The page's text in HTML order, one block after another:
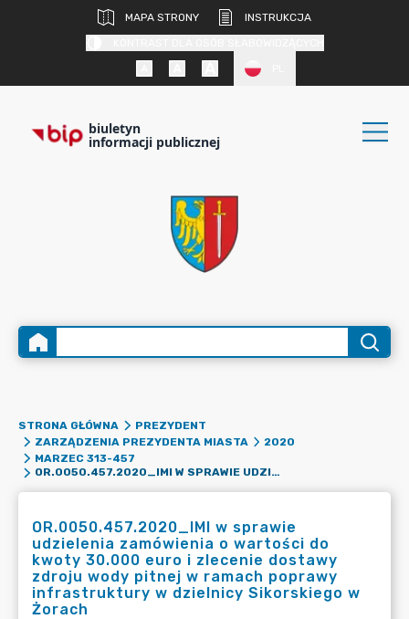
MAPA STRONY
INSTRUKCJA
biuletyn
informacji publicznej
STRONA GŁÓWNA
PREZYDENT
ZARZĄDZENIA PREZYDENTA MIASTA
2020
MARZEC 313-457
OR.0050.457.2020_IMI W SPRAWIE UDZIELENIA ZAMÓWIENIA O WARTOŚCI DO KWOTY 30.000 EURO I ZLECENIE DOSTAWY ZDROJU WODY PITNEJ W RAMACH POPRAWY INFRASTRUKTURY W DZIELNICY SIKORSKIEGO W ŻORACH
OR.0050.457.2020_IMI w sprawie
udzielenia zamówienia o wartości do
kwoty 30.000 euro i zlecenie dostawy
zdroju wody pitnej w ramach poprawy
infrastruktury w dzielnicy Sikorskiego w
Żorach